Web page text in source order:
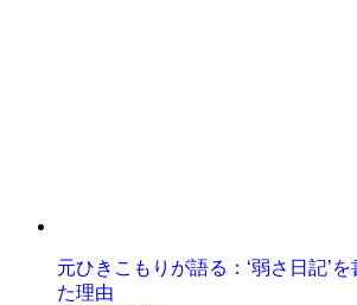
元ひきこもりが語る：‘弱さ日記’
た理由